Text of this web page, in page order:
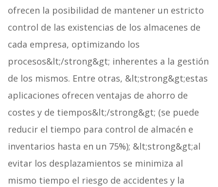
ofrecen la posibilidad de mantener un estricto
control de las existencias de los almacenes de
cada empresa, optimizando los
procesos&lt;/strong&gt; inherentes a la gestión
de los mismos. Entre otras, &lt;strong&gt;estas
aplicaciones ofrecen ventajas de ahorro de
costes y de tiempos&lt;/strong&gt; (se puede
reducir el tiempo para control de almacén e
inventarios hasta en un 75%); &lt;strong&gt;al
evitar los desplazamientos se minimiza al
mismo tiempo el riesgo de accidentes y la